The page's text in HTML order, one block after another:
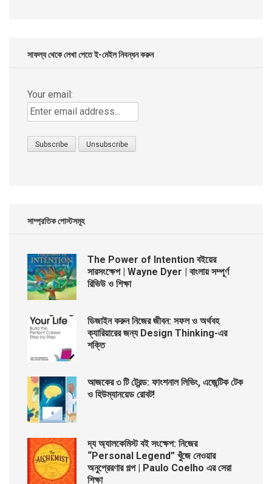
সাফল্য থেকে লেখা পেতে ই-মেইল নিবন্ধন করুন
Your email:
সাম্প্রতিক পোস্টসমূহ
The Power of Intention বইয়ের
সারসংক্ষেপ | Wayne Dyer | বাংলায় সম্পূর্ণ
রিভিউ ও শিক্ষা
ডিজাইন করুন নিজের জীবন: সফল ও অর্থবহ
ক্যারিয়ারের জন্য Design Thinking-এর
শক্তি
আজকের ৩ টি ট্রেন্ড: ফাংশনাল লিভিং, এজেন্টিক টেক
ও হিউম্যানয়েড রোবট!
দ্য অ্যালকেমিস্ট বই সংক্ষেপ: নিজের
“Personal Legend” খুঁজে নেওয়ার
অনুপ্রেরণার গল্প | Paulo Coelho এর সেরা
শিক্ষা